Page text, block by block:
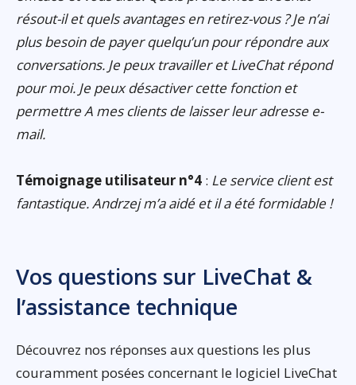
résout-il et quels avantages en retirez-vous ? Je n’ai
plus besoin de payer quelqu’un pour répondre aux
conversations. Je peux travailler et LiveChat répond
pour moi. Je peux désactiver cette fonction et
permettre A mes clients de laisser leur adresse e-
mail.
Témoignage utilisateur n°4 : Le service client est
fantastique. Andrzej m’a aidé et il a été formidable !
Vos questions sur LiveChat &
l’assistance technique
Découvrez nos réponses aux questions les plus
couramment posées concernant le logiciel LiveChat